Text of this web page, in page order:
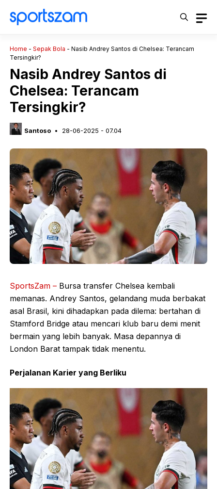
Home - Sepak Bola - Nasib Andrey Santos di Chelsea: Terancam
Tersingkir?
Nasib Andrey Santos di
Chelsea: Terancam
Tersingkir?
Santoso 28-06-2025 - 07.04
SportsZam – Bursa transfer Chelsea kembali
memanas. Andrey Santos, gelandang muda berbakat
asal Brasil, kini dihadapkan pada dilema: bertahan di
Stamford Bridge atau mencari klub baru demi menit
bermain yang lebih banyak. Masa depannya di
London Barat tampak tidak menentu.
Perjalanan Karier yang Berliku